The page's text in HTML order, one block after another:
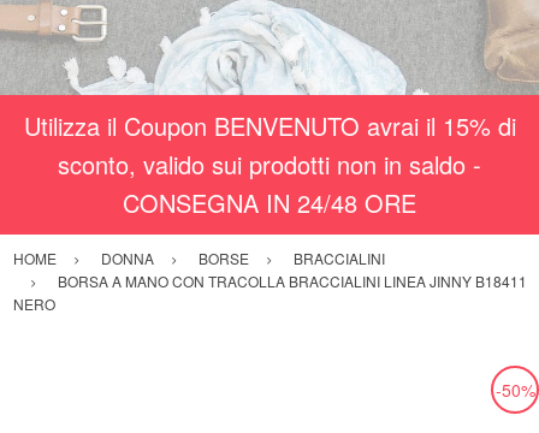
Utilizza il Coupon BENVENUTO avrai il 15% di
sconto, valido sui prodotti non in saldo -
CONSEGNA IN 24/48 ORE
HOME DONNA BORSE
BRACCIALINI
BORSA A MANO CON TRACOLLA BRACCIALINI LINEA JINNY B18411
NERO
-50%